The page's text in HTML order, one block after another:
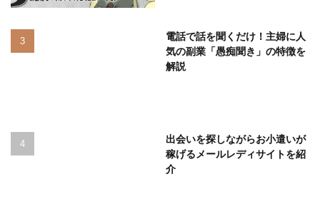
電話で話を聞くだけ！主婦に人
気の副業「愚痴聞き」の特徴を
解説
出会いを探しながらお小遣いが
稼げるメールレディサイトを紹
介